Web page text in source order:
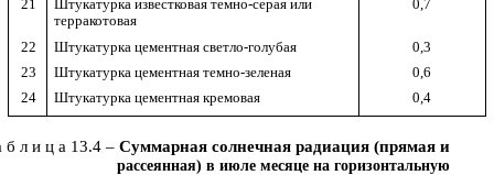
21 Штукатурка известковая темно-серая или
0,7
терракотовая
22
Штукатурка цементная светло-голубая
0,3
23
Штукатурка цементная темно-зеленая
0,6
24
Штукатурка цементная кремовая 0,4
б л и ц а 13.4 – Суммарная солнечная радиация (прямая и
рассеянная) в июле месяце на горизонтальную